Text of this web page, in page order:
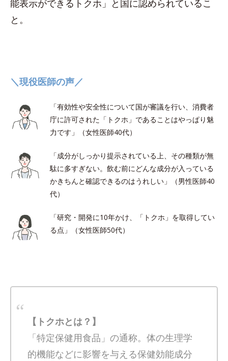
能表示ができるトクホ」と国に認められているこ
と。
＼現役医師の声／
「有効性や安全性について国が審議を行い、消費者
庁に許可された「トクホ」であることはやっぱり魅
力です」（女性医師40代）
「成分がしっかり提示されている上、その種類が無
駄に多すぎない。飲む前にどんな成分が入っている
かきちんと確認できるのはうれしい」（男性医師40
代）
「研究・開発に10年かけ、「トクホ」を取得してい
る点」（女性医師50代）
【トクホとは？】
「特定保健用食品」の通称。体の生理学
的機能などに影響を与える保健効能成分